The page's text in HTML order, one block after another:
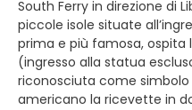
South Ferry in direzione di
piccole isole situate
prima e più famosa, ospita
(ingresso alla statua
riconosciuta come simbolo
americano la ricevette in